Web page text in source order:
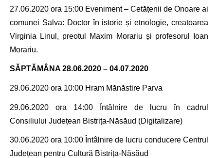
27.06.2020 ora 15:00 Eveniment – Cetățenii de Onoare ai
comunei Salva: Doctor în istorie și etnologie, creatoarea
Virginia Linul, preotul Maxim Morariu și profesorul Ioan
Morariu.
SĂPTĂMÂNA 28.06.2020 – 04.07.2020
29.06.2020 ora 10:00 Hram Mănăstire Parva
29.06.2020 ora 14:00 Întâlnire de lucruîn cadrul
Consiliului Județean Bistrița-Năsăud (Digitalizare)
30.06.2020 ora 10:00 Întâlnire de lucru conducere Centrul
Județean pentru Cultură Bistrița-Năsăud